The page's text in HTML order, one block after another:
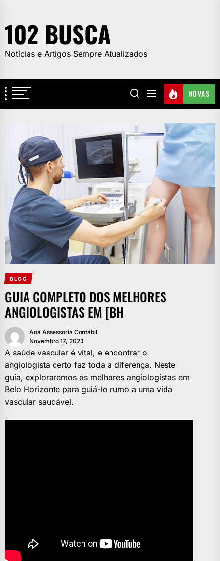
the
content
102 BUSCA
Notícias e Artigos Sempre Atualizados
NOVAS
BLOG
GUIA COMPLETO DOS MELHORES
ANGIOLOGISTAS EM [BH
Ana Assessoria Contábil
Novembro 17, 2023
A saúde vascular é vital, e encontrar o
angiologista certo faz toda a diferença. Neste
guia, exploraremos os melhores angiologistas em
Belo Horizonte para guiá-lo rumo a uma vida
vascular saudável.